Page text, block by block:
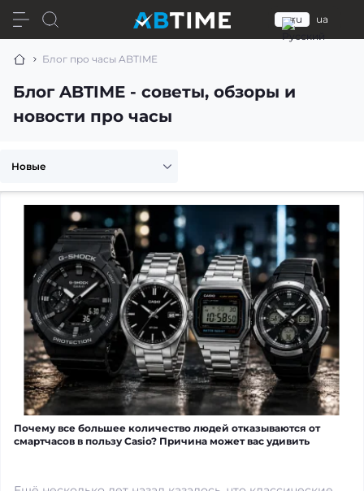
ru ua
Блог про часы ABTIME
Блог ABTIME - советы, обзоры и
новости про часы
Почему все большее количество людей отказываются от
смартчасов в пользу Casio? Причина может вас удивить